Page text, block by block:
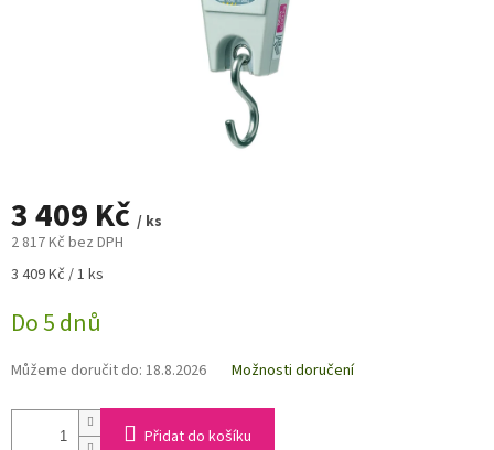
3 409 Kč / ks
2 817 Kč bez DPH
Měrná
3 409 Kč / 1 ks
Do 5 dnů
Můžeme doručit do: 18.8.2026 Možnosti doručení
Přidat do košíku